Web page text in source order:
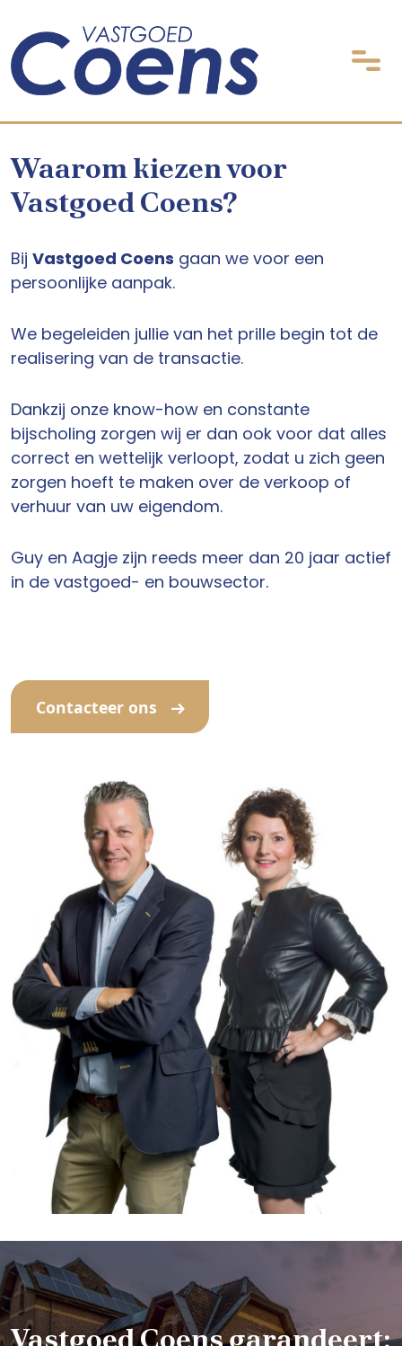
Waarom kiezen voor
Vastgoed Coens?
Bij Vastgoed Coens gaan we voor een
persoonlijke aanpak.
We begeleiden jullie van het prille begin tot de
realisering van de transactie.
Dankzij onze know-how en constante
bijscholing zorgen wij er dan ook voor dat alles
correct en wettelijk verloopt, zodat u zich geen
zorgen hoeft te maken over de verkoop of
verhuur van uw eigendom.
Guy en Aagje zijn reeds meer dan 20 jaar actief
in de vastgoed- en bouwsector.
Contacteer ons